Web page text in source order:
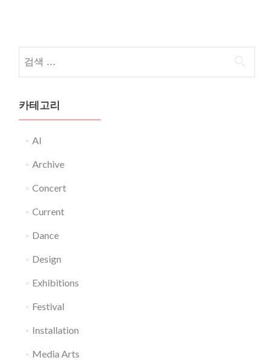
카테고리
AI
Archive
Concert
Current
Dance
Design
Exhibitions
Festival
Installation
Media Arts